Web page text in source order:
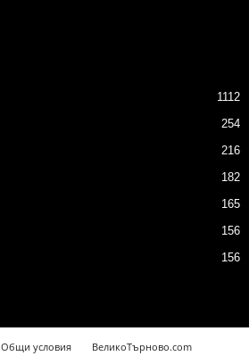
1112
254
216
182
165
156
156
Общи условия ВеликоТърново.com